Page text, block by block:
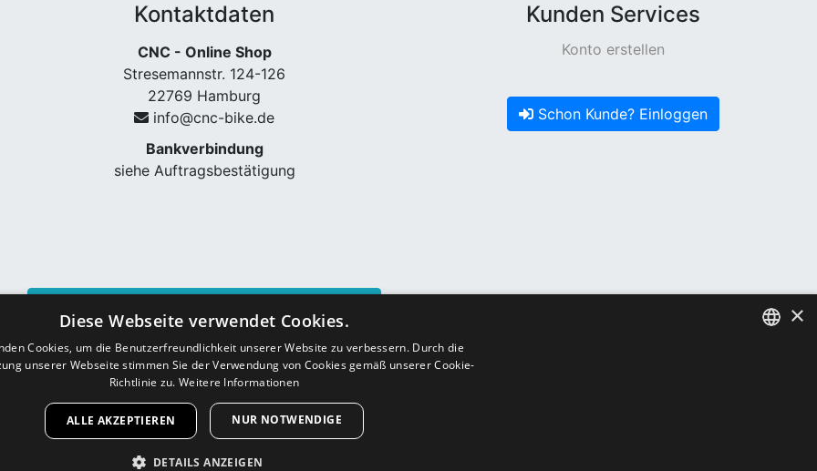
Kontaktdaten
CNC - Online Shop
Stresemannstr. 124-126
22769 Hamburg
info@cnc-bike.de
Bankverbindung
siehe Auftragsbestätigung
Kunden Services
Konto erstellen
Schon Kunde? Einloggen
×
Diese Webseite verwendet Cookies.
Cookies, um die Benutzerfreundlichkeit unserer Website zu verbessern. Durch die
unserer Webseite stimmen Sie der Verwendung von Cookies gemäß unserer Cookie-
Richtlinie zu. Weitere Informationen
ALLE AKZEPTIEREN NUR NOTWENDIGE
DETAILS ANZEIGEN